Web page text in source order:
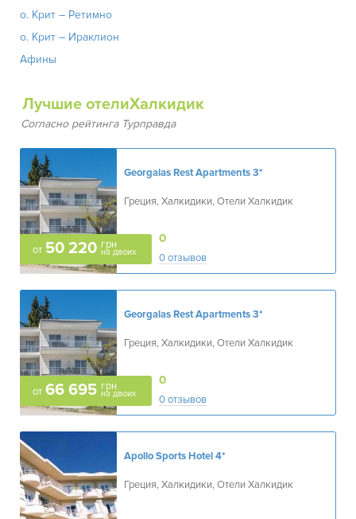
о. Крит – Ретимно
о. Крит – Ираклион
Афины
Лучшие отелиХалкидик
Согласно рейтинга Турправда
от 50 220 грн
на двоих
Georgalas Rest Apartments3*
Греция, Халкидики, Отели Халкидик
0
0 отзывов
от 66 695 грн
на двоих
Georgalas Rest Apartments3*
Греция, Халкидики, Отели Халкидик
0
0 отзывов
Apollo Sports Hotel4*
Греция, Халкидики, Отели Халкидик